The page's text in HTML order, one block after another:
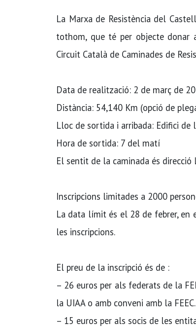
La Marxa de Resistència del
tothom, que té per objecte donar
Circuit Català de Caminades de
Data de realització: 2 de març de
Distància: 54,140 Km (opció de
Lloc de sortida i arribada: Edifici de
Hora de sortida: 7 del matí
El sentit de la caminada és direcció
Inscripcions limitades a 2000
La data límit és el 28 de febrer, en
les inscripcions.
El preu de la inscripció és de :
– 26 euros per als federats de la
la UIAA o amb conveni amb la FEEC.
– 15 euros per als socis de les